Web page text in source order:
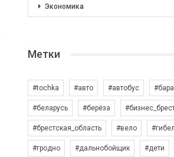
Экономика
Метки
#tochka #авто #автобус
#беларусь #берёза
#брестская_область #вело
#гродно #дальнобойщик #дети